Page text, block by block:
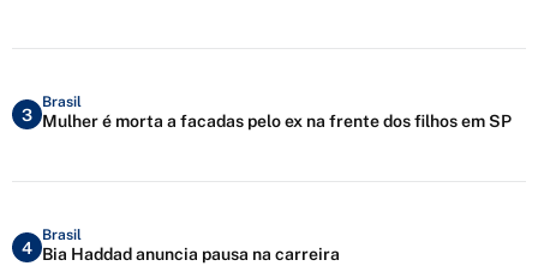
3
Brasil
Mulher é morta a facadas pelo ex na frente dos filhos em SP
4
Brasil
Bia Haddad anuncia pausa na carreira